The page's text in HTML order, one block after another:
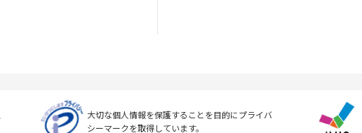
大切な個人情報を保護することを目的にプライバ
シーマークを取得しています。